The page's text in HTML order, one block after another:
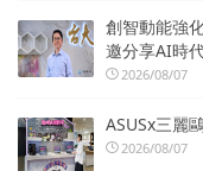
創智動能強
邀分享AI時
2026/08/07
ASUSx三麗
2026/08/07